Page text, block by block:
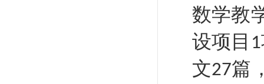
数学教
设项目 1
文27篇